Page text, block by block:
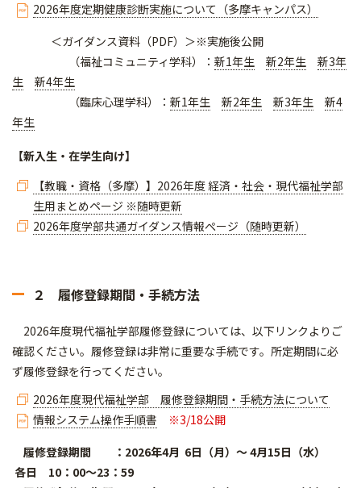
2026年度定期健康診断実施について（多摩キャンパス）
＜ガイダンス資料（PDF）＞※実施後公開
（福祉コミュニティ学科）： 新1年生 新2年生
新3年
生
新4年生
（臨床心理学科）： 新1年生 新2年生 新3年生
新4
年生
【新入生・在学生向け】
【教職・資格（多摩）】2026年度 経済・社会・現代福祉学部
生用まとめページ ※随時更新
2026年度学部共通ガイダンス情報ぺージ（随時更新）
２ 履修登録期間・手続方法
2026年度現代福祉学部履修登録については、以下リンクよりご
確認ください。履修登録は非常に重要な手続です。所定期間に必
ず履修登録を行ってください。
2026年度現代福祉学部 履修登録期間・手続方法について
情報システム操作手順書
※3/18公開
履修登録期間 ：2026年4月 6日（月）～ 4月15日（水）
各日 10：00～23：59